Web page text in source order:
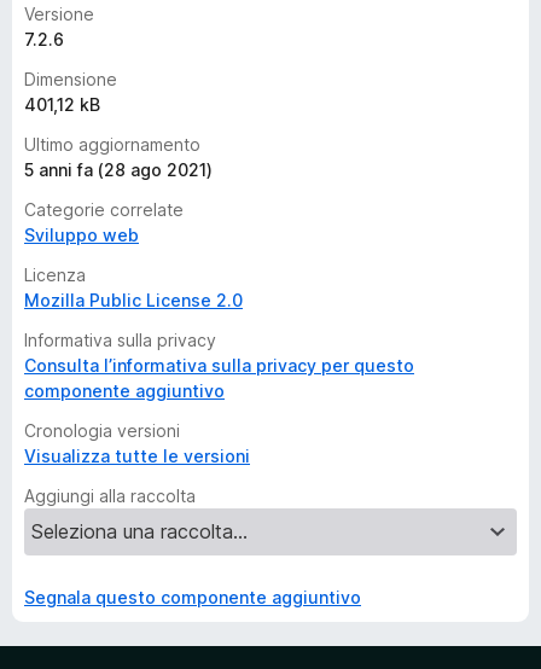
Versione
7.2.6
Dimensione
401,12 kB
Ultimo aggiornamento
5 anni fa (28 ago 2021)
Categorie correlate
Sviluppo web
Licenza
Mozilla Public License 2.0
Informativa sulla privacy
Consulta l’informativa sulla privacy per questo
componente aggiuntivo
Cronologia versioni
Visualizza tutte le versioni
Aggiungi alla raccolta
Segnala questo componente aggiuntivo